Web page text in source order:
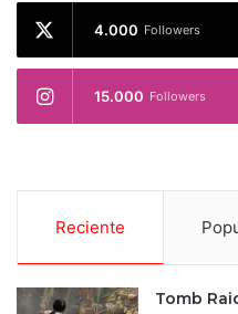
4.000 Followers
15.000 Followers
Reciente
Tomb